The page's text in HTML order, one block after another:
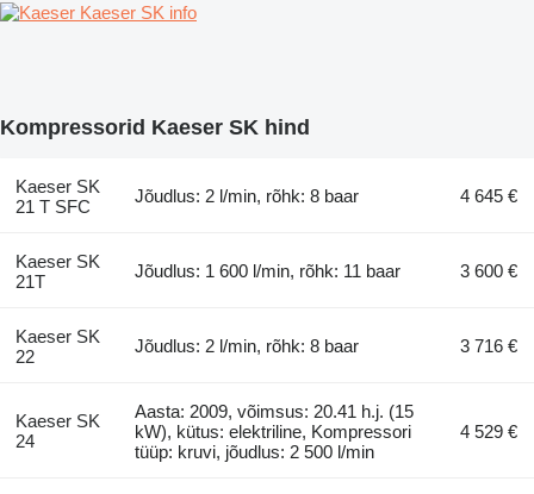
Kaeser SK info
Kompressorid Kaeser SK hind
Kaeser SK
21 T SFC
Jõudlus: 2 l/min, rõhk: 8 baar 4 645 €
Kaeser SK
21T
Jõudlus: 1 600 l/min, rõhk: 11 baar 3 600 €
Kaeser SK
22
Jõudlus: 2 l/min, rõhk: 8 baar 3 716 €
Kaeser SK
24
Aasta: 2009, võimsus: 20.41 h.j. (15
kW), kütus: elektriline, Kompressori
tüüp: kruvi, jõudlus: 2 500 l/min
4 529 €